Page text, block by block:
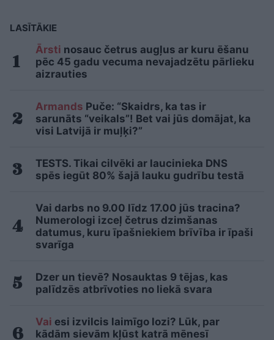
LASĪTĀKIE
Ārsti nosauc četrus augļus ar kuru ēšanu
pēc 45 gadu vecuma nevajadzētu pārlieku
aizrauties
Armands Puče: “Skaidrs, ka tas ir
sarunāts “veikals”! Bet vai jūs domājat, ka
visi Latvijā ir muļķi?”
TESTS. Tikai cilvēki ar laucinieka DNS
spēs iegūt 80% šajā lauku gudrību testā
Vai darbs no 9.00 līdz 17.00 jūs tracina?
Numerologi izceļ četrus dzimšanas
datumus, kuru īpašniekiem brīvība ir īpaši
svarīga
Dzer un tievē? Nosauktas 9 tējas, kas
palīdzēs atbrīvoties no liekā svara
Vai esi izvilcis laimīgo lozi? Lūk, par
kādām sievām kļūst katrā mēnesī